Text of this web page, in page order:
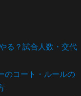
る？試合人数・交代
のコート・ルールの